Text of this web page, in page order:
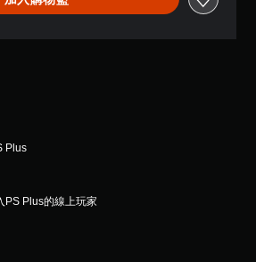
Plus
PS Plus的線上玩家